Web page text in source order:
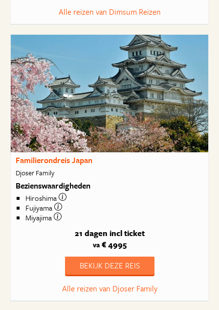
Alle reizen van Dimsum Reizen
Familierondreis Japan
Djoser Family
Bezienswaardigheden
Hiroshima
Fujiyama
Miyajima
21 dagen incl ticket
va€ 4995
BEKIJK DEZE REIS
Alle reizen van Djoser Family